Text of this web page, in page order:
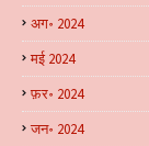
अग॰ 2024
मई 2024
फ़र॰ 2024
जन॰ 2024